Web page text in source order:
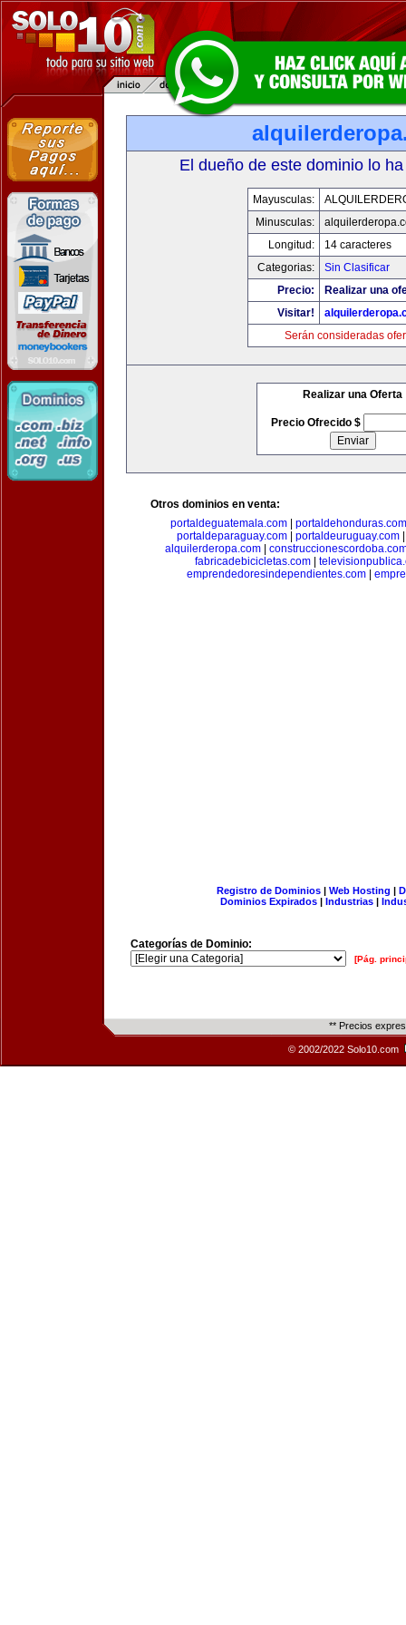
El dueño de este dominio lo
Mayusculas:
Minusculas:
Longitud:
14 caracteres
Categorias:
Sin Clasificar
Precio:
Realizar una
Visitar!
Serán consideradas
Realizar una Oferta
Precio Ofrecido $
Otros dominios en venta:
portaldeguatemala.com
portaldehonduras.com
portaldeparaguay.com| portaldeuruguay.com
alquilerderopa.com|
fabricadebicicletas.com
emprendedoresindependientes.com|
Registro de Dominios| Web Hosting |
Dominios Expirados | Industrias |
Categorías de Dominio:
[Pág.
** Precios
© 2002/2022 Solo10.com